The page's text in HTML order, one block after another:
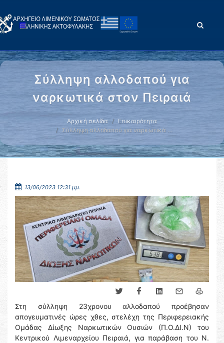
Σύλληψη αλλοδαπού για
ναρκωτικά στον Πειραιά
Αρχική σελίδα
Επικαιρότητα
Σύλληψη αλλοδαπού για ναρκωτικά …
13/06/2023 12:31 μμ.
Στη σύλληψη 23χρονου αλλοδαπού προέβησαν
απογευματινές ώρες χθες, στελέχη της Περιφερειακής
Ομάδας Δίωξης Ναρκωτικών Ουσιών (Π.Ο.ΔΙ.Ν) του
Κεντρικού Λιμεναρχείου Πειραιά, για παράβαση του Ν.